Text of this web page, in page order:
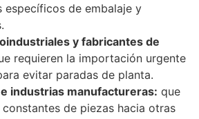
específicos de embalaje y
y fabricantes de
requieren la importación urgente
evitar paradas de planta.
industrias manufactureras: que
de piezas hacia otras